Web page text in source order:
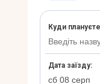
Інфо
Контакти